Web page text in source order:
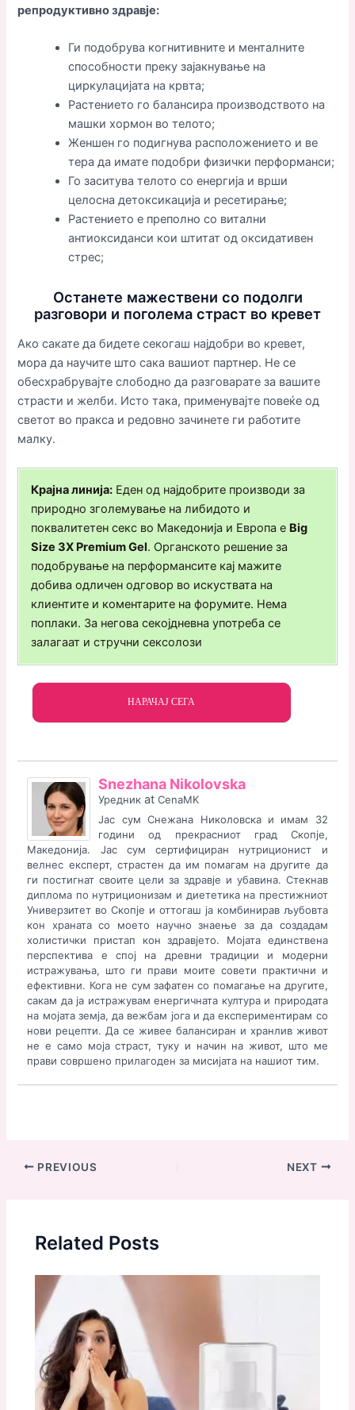
репродуктивно здравје:
Ги подобрува когнитивните и менталните
способности преку зајакнување на
циркулацијата на крвта;
Растението го балансира производството на
машки хормон во телото;
Женшен го подигнува расположението и ве
тера да имате подобри физички перформанси;
Го заситува телото со енергија и врши
целосна детоксикација и ресетирање;
Растението е преполно со витални
антиоксиданси кои штитат од оксидативен
стрес;
Останете мажествени со подолги
разговори и поголема страст во кревет
Ако сакате да бидете секогаш најдобри во кревет,
мора да научите што сака вашиот партнер. Не се
обесхрабрувајте слободно да разговарате за вашите
страсти и желби. Исто така, применувајте повеќе од
светот во пракса и редовно зачинете ги работите
малку.
Крајна линија: Еден од најдобрите производи за
природно зголемување на либидото и
поквалитетен секс во Македонија и Европа е Big
Size 3X Premium Gel. Органското решение за
подобрување на перформансите кај мажите
добива одличен одговор во искуствата на
клиентите и коментарите на форумите. Нема
поплаки. За негова секојдневна употреба се
залагаат и стручни сексолози
НАРАЧАЈ СЕГА
Snezhana Nikolovska
Уредник atCenaMK
Јас сум Снежана Николовска и имам 32
години од прекрасниот град Скопје,
Македонија. Јас сум сертифициран нутриционист и
велнес експерт, страстен да им помагам на другите да
ги постигнат своите цели за здравје и убавина. Стекнав
диплома по нутриционизам и диететика на престижниот
Универзитет во Скопје и оттогаш ја комбинирав љубовта
кон храната со моето научно знаење за да создадам
холистички пристап кон здравјето. Мојата единствена
перспектива е спој на древни традиции и модерни
истражувања, што ги прави моите совети практични и
ефективни. Кога не сум зафатен со помагање на другите,
сакам да ја истражувам енергичната култура и природата
на мојата земја, да вежбам јога и да експериментирам со
нови рецепти. Да се ​​живее балансиран и хранлив живот
не е само моја страст, туку и начин на живот, што ме
прави совршено прилагоден за мисијата на нашиот тим.
Post
PREVIOUS NEXT
Related Posts